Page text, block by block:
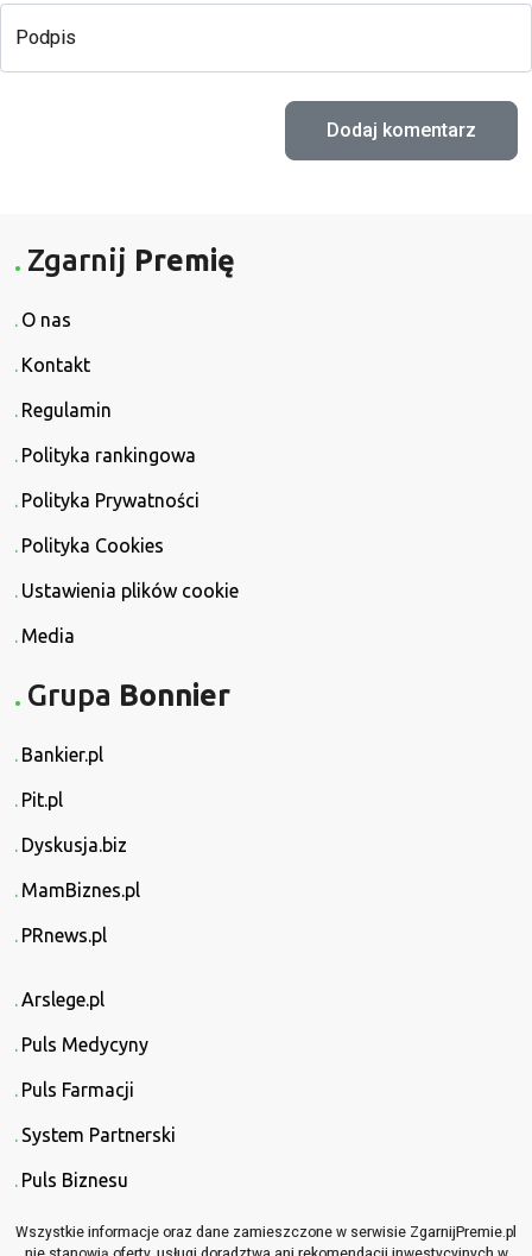
Podpis
Zgarnij Premię
O nas
Kontakt
Regulamin
Polityka rankingowa
Polityka Prywatności
Polityka Cookies
Ustawienia plików cookie
Media
Grupa Bonnier
Bankier.pl
Pit.pl
Dyskusja.biz
MamBiznes.pl
PRnews.pl
Arslege.pl
Puls Medycyny
Puls Farmacji
System Partnerski
Puls Biznesu
Wszystkie informacje oraz dane zamieszczone w serwisie ZgarnijPremie.pl